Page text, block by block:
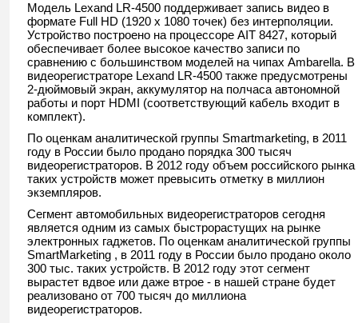
Модель Lexand LR-4500 поддерживает запись видео в
формате Full HD (1920 х 1080 точек) без интерполяции.
Устройство построено на процессоре AIT 8427, который
обеспечивает более высокое качество записи по
сравнению с большинством моделей на чипах Ambarella. В
видеорегистраторе Lexand LR-4500 также предусмотрены
2-дюймовый экран, аккумулятор на полчаса автономной
работы и порт HDMI (соответствующий кабель входит в
комплект).
По оценкам аналитической группы Smartmarketing, в 2011
году в России было продано порядка 300 тысяч
видеорегистраторов. В 2012 году объем российского рынка
таких устройств может превысить отметку в миллион
экземпляров.
Сегмент автомобильных видеорегистраторов сегодня
является одним из самых быстрорастущих на рынке
электронных гаджетов. По оценкам аналитической группы
SmartMarketing , в 2011 году в России было продано около
300 тыс. таких устройств. В 2012 году этот сегмент
вырастет вдвое или даже втрое - в нашей стране будет
реализовано от 700 тысяч до миллиона
видеорегистраторов.